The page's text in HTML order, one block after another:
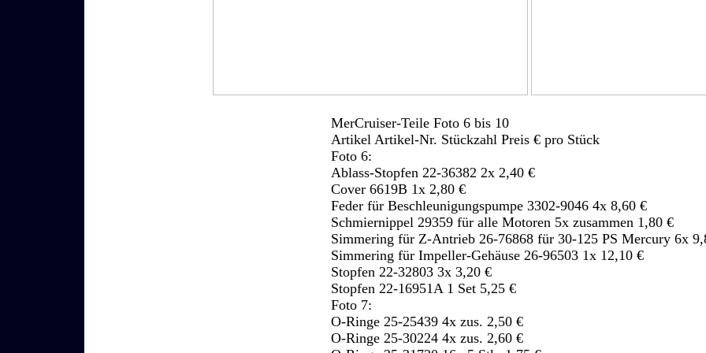
MerCruiser-Teile Foto 6 bis 10
Artikel Artikel-Nr. Stückzahl Preis € pro Stück
Foto 6:
Ablass-Stopfen 22-36382 2x 2,40 €
Cover 6619B 1x 2,80 €
Feder für Beschleunigungspumpe 3302-9046 4x 8,60 €
Schmiernippel 29359 für alle Motoren 5x zusammen 1,80 €
Simmering für Z-Antrieb 26-76868 für 30-125 PS Mercury 6x
Simmering für Impeller-Gehäuse 26-96503 1x 12,10 €
Stopfen 22-32803 3x 3,20 €
Stopfen 22-16951A 1 Set 5,25 €
Foto 7:
O-Ringe 25-25439 4x zus. 2,50 €
O-Ringe 25-30224 4x zus. 2,60 €